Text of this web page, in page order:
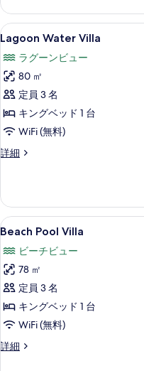
を
表
示
す
る
詳
細
Lagoon
Water
Villa
の
す
べ
て
の
を
表
示
す
る
9
Lagoon Water Villa
ラグーンビュー
80 ㎡
定員 3 名
キングベッド 1 台
WiFi (無料)
詳細
Lagoon
詳
細
Beach
Pool
Villa
の
す
べ
て
の
8
Beach Pool Villa
ビーチビュー
78 ㎡
定員 3 名
キングベッド 1 台
WiFi (無料)
詳細
Beach